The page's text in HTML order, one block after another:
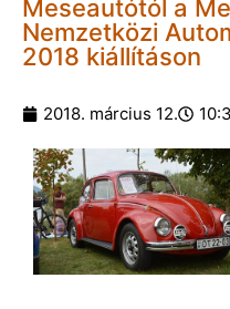
Meseautótól a
Nemzetközi
2018 kiállításon
2018. március 12.